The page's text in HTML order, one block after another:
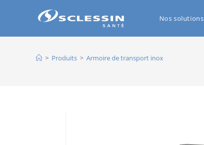
Nos solutions
> Produits > Armoire de transport inox